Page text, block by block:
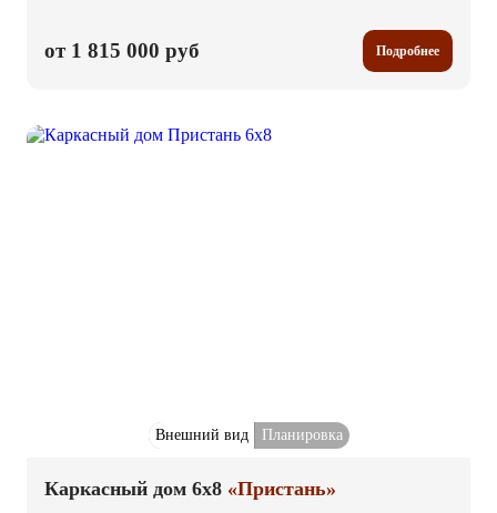
от 1 815 000 руб Подробнее
Внешний вид Планировка
Каркасный дом 6x8 «Пристань»